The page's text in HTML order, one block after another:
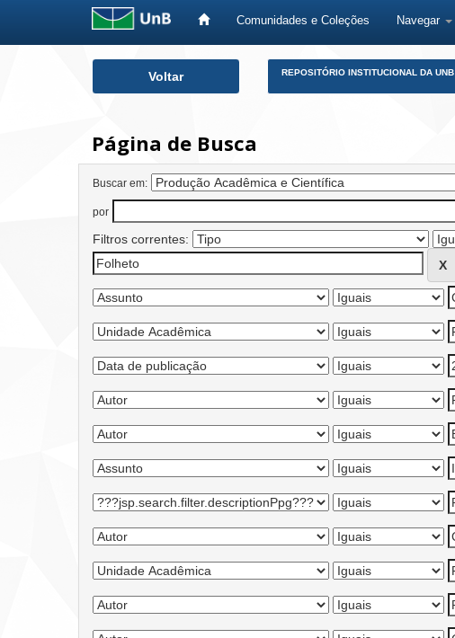
Comunidades e Coleções Navegar
Voltar REPOSITÓRIO INSTITUCIONAL DA UNB
Página de Busca
Buscar em:
por
Filtros correntes: